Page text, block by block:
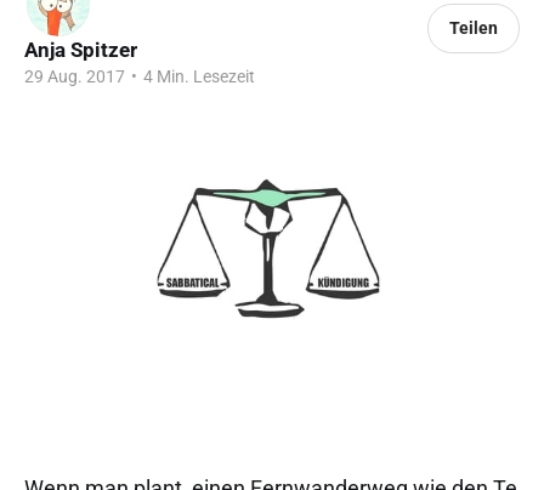
Anja Spitzer
29 Aug. 2017 • 4 Min. Lesezeit
Teilen